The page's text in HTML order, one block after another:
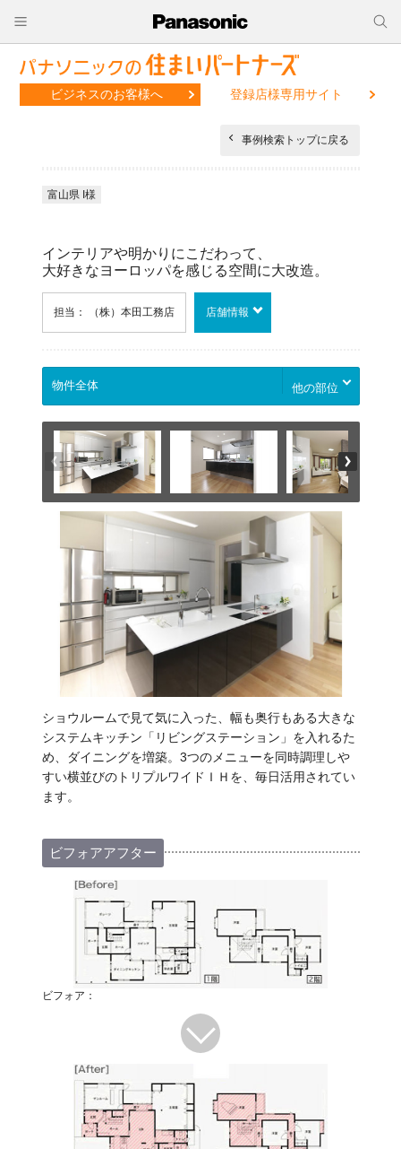
ビジネスのお客様へ 登録店様専用サイト
事例検索トップに戻る
富山県 I様
インテリアや明かりにこだわって、
大好きなヨーロッパを感じる空間に大改造。
担当： （株）本田工務店 店舗情報
他の部位
ショウルームで見て気に入った、幅も奥行もある大きな
システムキッチン「リビングステーション」を入れるた
め、ダイニングを増築。3つのメニューを同時調理しや
すい横並びのトリプルワイドＩＨを、毎日活用されてい
ます。
ビフォアアフター
ビフォア：